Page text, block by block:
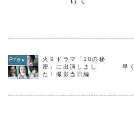
火９ドラマ「10の秘
密」に出演しまし
た！撮影当日編
早